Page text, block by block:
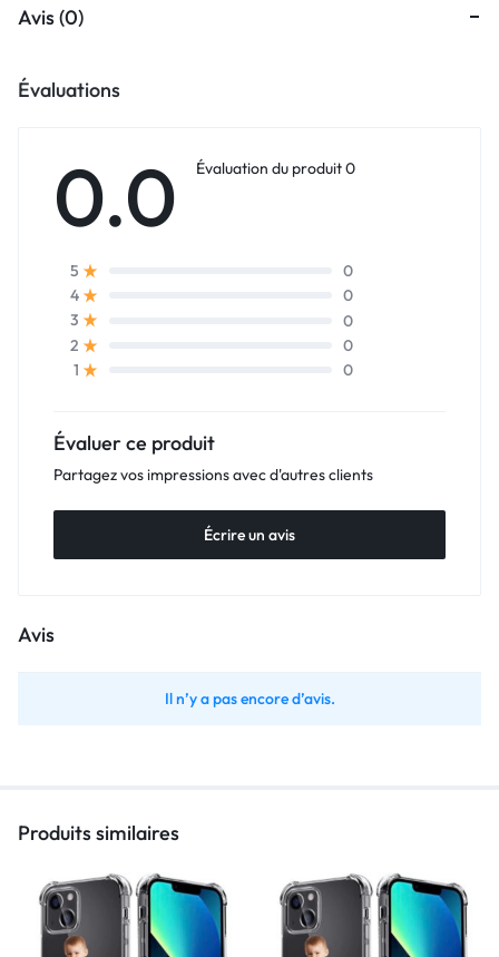
Avis (0)
Évaluations
0.0 Évaluation du produit 0
5
0
4
0
3
0
2
0
1
0
Évaluer ce produit
Partagez vos impressions avec d'autres clients
Écrire un avis
Avis
Il n’y a pas encore d’avis.
Produits similaires